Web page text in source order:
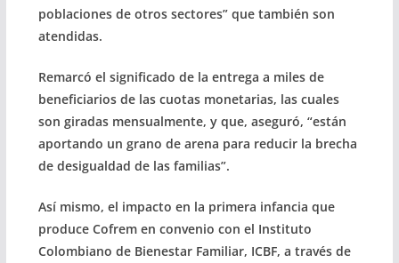
poblaciones de otros sectores” que también son
atendidas.
Remarcó el significado de la entrega a miles de
beneficiarios de las cuotas monetarias, las cuales
son giradas mensualmente, y que, aseguró, “están
aportando un grano de arena para reducir la brecha
de desigualdad de las familias”.
Así mismo, el impacto en la primera infancia que
produce Cofrem en convenio con el Instituto
Colombiano de Bienestar Familiar, ICBF, a través de